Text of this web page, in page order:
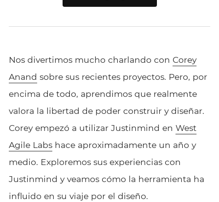
Nos divertimos mucho charlando con Corey
Anand sobre sus recientes proyectos. Pero, por
encima de todo, aprendimos que realmente
valora la libertad de poder construir y diseñar.
Corey empezó a utilizar Justinmind en West
Agile Labshace aproximadamente un año y
medio. Exploremos sus experiencias con
Justinmind y veamos cómo la herramienta ha
influido en su viaje por el diseño.